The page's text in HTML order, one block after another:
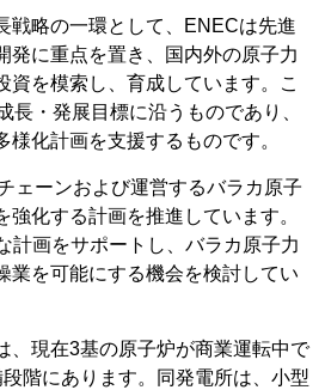
略の一環として、ENECは先進
発に重点を置き、国内外の原子力
資を模索し、育成しています。こ
長・発展目標に沿うものであり、
様化計画を支援するものです。
ェーンおよび運営するバラカ原子
強化する計画を推進しています。
計画をサポートし、バラカ原子力
業を可能にする機会を検討してい
現在3基の原子炉が商業運転中で
階にあります。同発電所は、小型